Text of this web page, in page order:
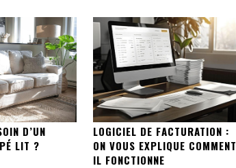
D’UN
LIT ?
LOGICIEL DE FACTURATION :
ON VOUS EXPLIQUE COMMENT
IL FONCTIONNE